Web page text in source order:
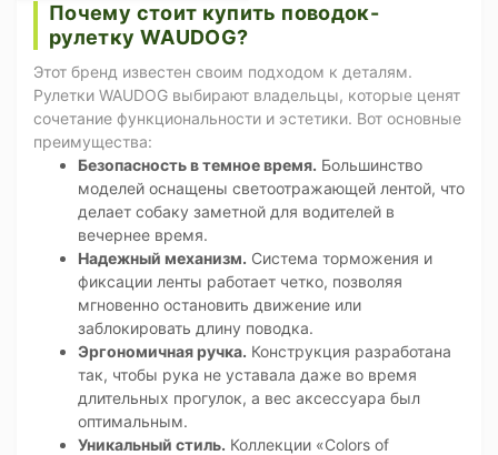
Почему стоит купить поводок-
рулетку WAUDOG?
Этот бренд известен своим подходом к деталям.
Рулетки WAUDOG выбирают владельцы, которые ценят
сочетание функциональности и эстетики. Вот основные
преимущества:
Безопасность в темное время. Большинство
моделей оснащены светоотражающей лентой, что
делает собаку заметной для водителей в
вечернее время.
Надежный механизм. Система торможения и
фиксации ленты работает четко, позволяя
мгновенно остановить движение или
заблокировать длину поводка.
Эргономичная ручка. Конструкция разработана
так, чтобы рука не уставала даже во время
длительных прогулок, а вес аксессуара был
оптимальным.
Уникальный стиль. Коллекции «Colors of